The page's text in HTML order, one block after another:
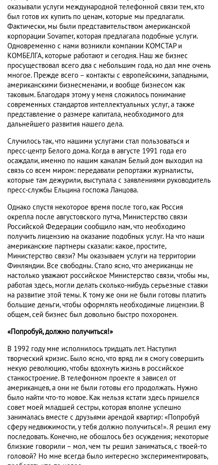
оказывали услуги международной телефонной связи тем, кто
был готов их купить по ценам, которые мы предлагали.
Фактически, мы были представительством американской
корпорации Sovamer, которая предлагала подобные услуги.
Одновременно с нами возникли компании КОМСТАР и
КОМБЕЛГА, которые работают и сегодня. Наш же бизнес
просуществовал всего два с небольшим года, но дал мне очень
многое. Прежде всего – контакты с европейскими, западными,
американскими бизнесменами, и вообще бизнесом как
таковым. Благодаря этому у меня сложилось понимание
современных стандартов интеллектуальных услуг, а также
представление о размере капитала, необходимого для
дальнейшего развития нашего дела.
Случилось так, что нашими услугами стал пользоваться и
пресс-центр Белого дома. Когда в августе 1991 года его
осаждали, именно по нашим каналам Белый дом выходил на
связь со всем миром: передавали репортажи журналисты,
которые там дежурили, выступала с заявлениями руководитель
пресс-службы Ельцина госпожа Ланцова.
Однако спустя некоторое время после того, как Россия
окрепла после августовского путча, Министерство связи
Российской Федерации сообщило нам, что необходимо
получить лицензию на оказание подобных услуг. На что наши
американские партнеры сказали: какое, простите,
Министерство связи? Мы оказываем услуги на территории
Финляндии. Все свободны. Стало ясно, что американцы не
настолько уважают российское Министерство связи, чтобы мы,
работая здесь, могли делать сколько-нибудь серьезные ставки
на развитие этой темы. К тому же они не были готовы платить
большие деньги, чтобы оформлять необходимые лицензии. В
общем, сей бизнес был довольно быстро похоронен.
«Попробуй, должно получиться!»
В 1992 году мне исполнилось тридцать лет. Наступил
творческий кризис. Было ясно, что вряд ли я смогу совершить
некую революцию, чтобы вдохнуть жизнь в российское
станкостроение. В телефонном проекте я зависел от
американцев, а они не были готовы его продолжать. Нужно
было найти что-то новое. Как нельзя кстати здесь пришелся
совет моей младшей сестры, которая вполне успешно
занималась вместе с друзьями арендой квартир: «Попробуй
сферу недвижимости, у тебя должно получиться!». Я решил ему
последовать. Конечно, не обошлось без осуждения; некоторые
близкие говорили – мол, чем ты решил заниматься, с твоей-то
головой? Но мне всегда было интересно экспериментировать,